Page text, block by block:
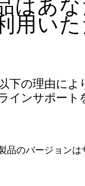
用い
下の理由によ
インサポート
品のバージョン